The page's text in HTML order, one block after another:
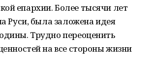
епархии. Более тысячи лет
Руси, была заложена идея
Трудно переоценить
на все стороны жизни